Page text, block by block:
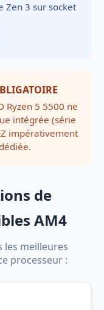
Zen 3 sur socket
Ryzen 5 5500 ne
intégrée (série
impérativement
de
AM4
les meilleures
processeur :